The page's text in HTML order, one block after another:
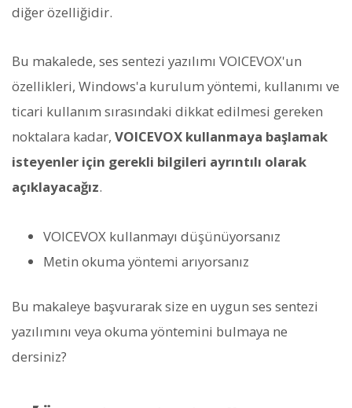
diğer özelliğidir.
Bu makalede, ses sentezi yazılımı VOICEVOX'un
özellikleri, Windows'a kurulum yöntemi, kullanımı ve
ticari kullanım sırasındaki dikkat edilmesi gereken
noktalara kadar, VOICEVOX kullanmaya başlamak
isteyenler için gerekli bilgileri ayrıntılı olarak
açıklayacağız.
VOICEVOX kullanmayı düşünüyorsanız
Metin okuma yöntemi arıyorsanız
Bu makaleye başvurarak size en uygun ses sentezi
yazılımını veya okuma yöntemini bulmaya ne
dersiniz?